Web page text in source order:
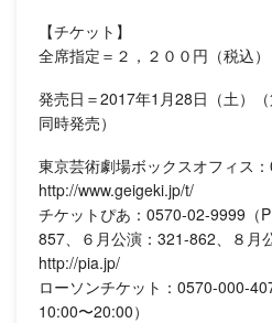
【チケット】
全席指定＝２，２００円（税込）
発売日＝2017年1月28日（土）
同時発売）
東京芸術劇場ボックスオフィス
http://www.geigeki.jp/t/
チケットぴあ：0570-02-9999（
857、６月公演：321-862、８月
http://pia.jp/
ローソンチケット：0570-000-
10:00〜20:00）